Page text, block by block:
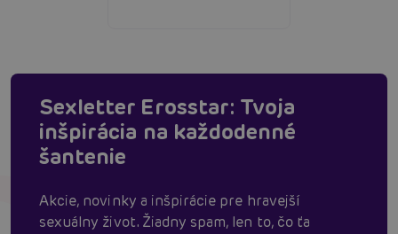
Sexletter Erosstar: Tvoja
inšpirácia na každodenné
šantenie
Akcie, novinky a inšpirácie pre hravejší
sexuálny život. Žiadny spam, len to, čo ťa